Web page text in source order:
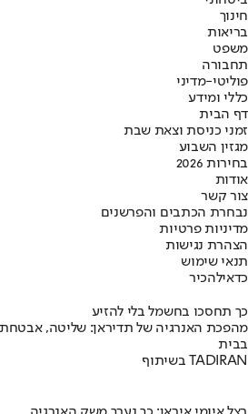
חינוך
בריאות
משפט
תחבורה
פוליטי-מדיני
כללי ומידע
דף הבית
זמני כניסת וצאת שבת
מגזין השבוע
בחירות 2026
אודות
צור קשר
נבחרת הכתבים והפרשנים
מדיניות פרטיות
הצהרת נגישות
תנאי שימוש
כדאילהכיר
כך תחסכו בחשמל בלי להזיע
מהפכת האנרגיה של תדיראן: שליטה, אבטחת
בבית
בשיתוף TADIRAN